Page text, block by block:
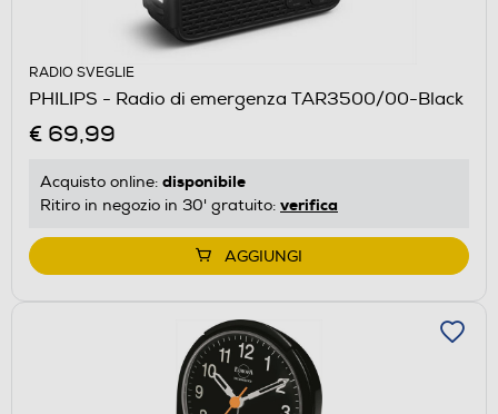
RADIO SVEGLIE
PHILIPS - Radio di emergenza TAR3500/00-Black
€ 69,99
Acquisto online: disponibile
Ritiro in negozio in 30' gratuito: verifica
AGGIUNGI